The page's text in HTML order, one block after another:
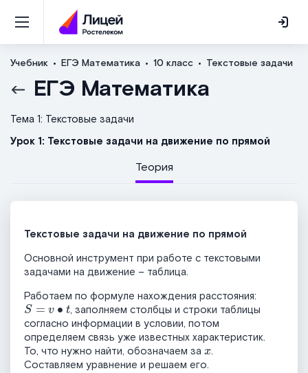
Учебник ЕГЭ Математика 10 класс Текстовые задачи
ЕГЭ Математика
Тема 1: Текстовые задачи
Урок 1: Текстовые задачи на движение по прямой
Теория
Текстовые задачи на движение по прямой
Основной инструмент при работе с текстовыми
задачами на движение – таблица.
Работаем по формуле нахождения расстояния:
S=v∙t
, заполняем столбцы и строки таблицы
согласно информации в условии, потом
определяем связь уже известных характеристик.
То, что нужно найти, обозначаем за
x
.
Составляем уравнение и решаем его.